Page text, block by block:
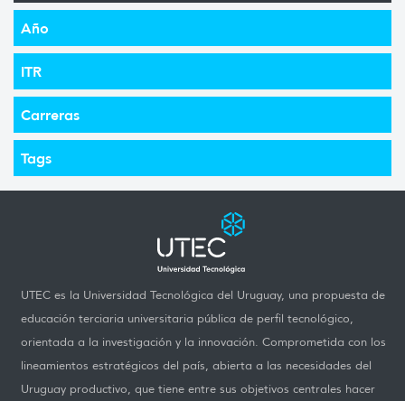
Año
ITR
Carreras
Tags
UTEC es la Universidad Tecnológica del Uruguay, una propuesta de
educación terciaria universitaria pública de perfil tecnológico,
orientada a la investigación y la innovación. Comprometida con los
lineamientos estratégicos del país, abierta a las necesidades del
Uruguay productivo, que tiene entre sus objetivos centrales hacer